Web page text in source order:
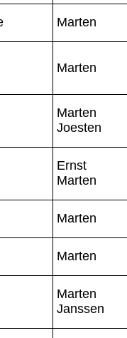
Marten
Marten
Marten
Joesten
Ernst
Marten
Marten
Marten
Marten
Janssen